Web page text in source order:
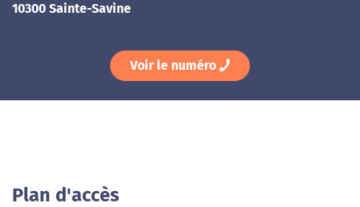
10300 Sainte-Savine
Voir le numéro
Plan d'accès